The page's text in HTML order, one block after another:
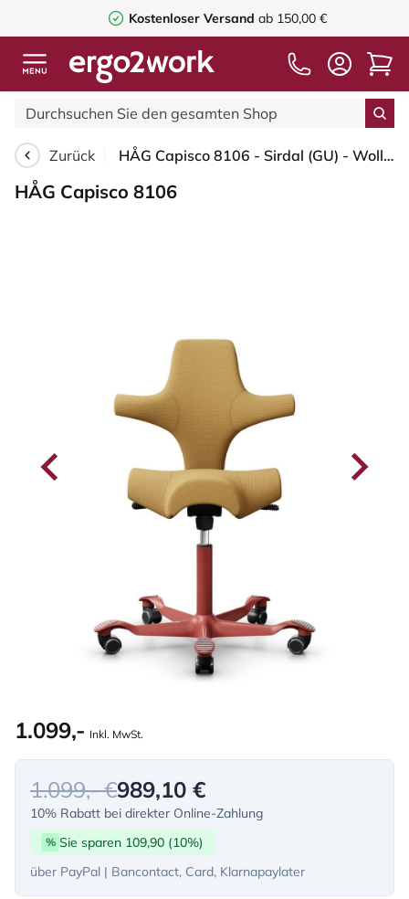
Kostenloser Versandab 150,00 €
Zurück HÅG Capisco 8106 - Sirdal (GU) - Wolle - SRD320 - Ochre - Blush Rose - 200 mm (Sitzhöhe 46-64cm) - Harte Rollen für weiche Böden
HÅG Capisco 8106
1.099,- Inkl. MwSt.
1.099,- €989,10 €
10% Rabatt bei direkter Online-Zahlung
% Sie sparen 109,90 (10%)
über PayPal | Bancontact, Card, Klarnapaylater